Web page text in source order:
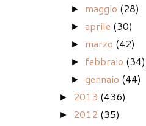
► maggio (28)
►aprile (30)
► marzo (42)
► febbraio (34)
►gennaio (44)
► 2013 (436)
► 2012 (35)